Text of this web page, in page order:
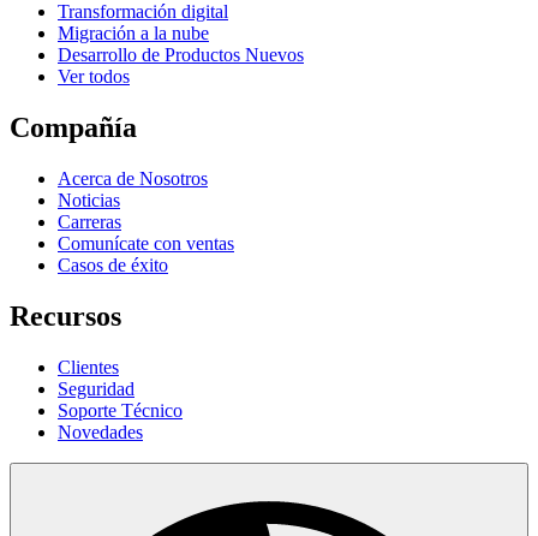
Transformación digital
Migración a la nube
Desarrollo de Productos Nuevos
Ver todos
Compañía
Acerca de Nosotros
Noticias
Carreras
Comunícate con ventas
Casos de éxito
Recursos
Clientes
Seguridad
Soporte Técnico
Novedades